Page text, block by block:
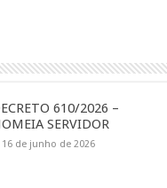
610/2026 –
SERVIDOR
16 de junho de 2026